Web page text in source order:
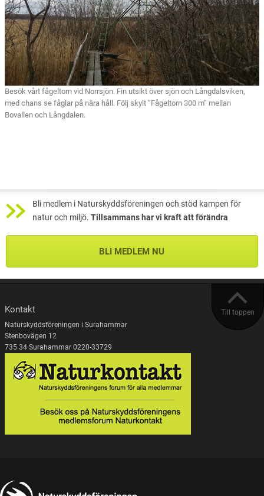
Besök vårt fågeltorn vid Norrsjön. Fin utsikt över sjön och Långdalsviken,
med chans se fåglar på nära håll. Följ skylt ”Fågeltorn 300 m” mellan
Bovallen och Långdalen.
Bli medlem i Naturskyddsföreningen och stöd kampen för
natur och miljö. Tillsammans har vi kraft att förändra
BLI MEDLEM NU
Till toppen
Kontakt
Naturskyddsföreningen i Surahammar
Stenbovägen 12
735 34 Surahammar 0220-33729